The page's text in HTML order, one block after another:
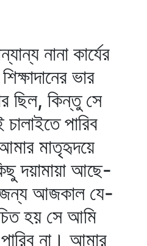
নানা কার্যের
ভার
ছিল, কিন্তু সে
পারিব
মাতৃহৃদয়ে
দয়ামায়া আছে-
জন্য আজকাল যে-
হয় সে আমি
না। আমার